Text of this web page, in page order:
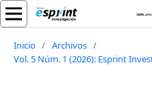
Inicio / Archivos /
Vol. 5 Núm. 1 (2026): Esprint